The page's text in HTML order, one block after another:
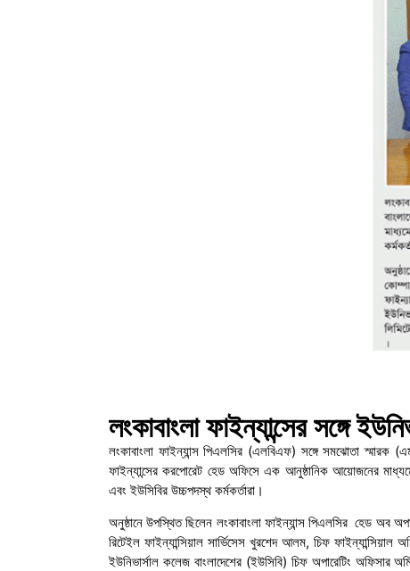
লংকাবাংলা ফাইন্যান্সের সঙ্গে
লংকাবাংলা ফাইন্যান্স পিএলসির (এলবিএফ) সঙ্গে সমঝোতা স্মারক
ফাইন্যান্সের করপোরেট হেড অফিসে এক আনুষ্ঠানিক আয়োজনের
এবং ইউসিবির উচ্চপদস্থ কর্মকর্তারা।
অনুষ্ঠানে উপস্থিত ছিলেন লংকাবাংলা ফাইন্যান্স পিএলসির হেড অব
রিটেইল ফাইন্যান্সিয়াল সার্ভিসেস খুরশেদ আলম, চিফ
ইউনিভার্সাল কলেজ বাংলাদেশের (ইউসিবি) চিফ অপারেটিং অফিসার